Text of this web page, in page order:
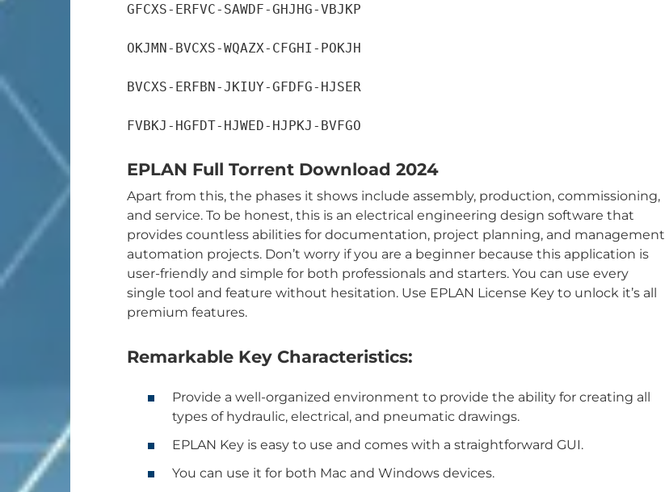
GFCXS-ERFVC-SAWDF-GHJHG-VBJKP
OKJMN-BVCXS-WQAZX-CFGHI-POKJH
BVCXS-ERFBN-JKIUY-GFDFG-HJSER
FVBKJ-HGFDT-HJWED-HJPKJ-BVFGO
EPLAN Full Torrent Download 2024
Apart from this, the phases it shows include assembly, production, commissioning,
and service. To be honest, this is an electrical engineering design software that
provides countless abilities for documentation, project planning, and management
automation projects. Don’t worry if you are a beginner because this application is
user-friendly and simple for both professionals and starters. You can use every
single tool and feature without hesitation. Use EPLAN License Key to unlock it’s all
premium features.
Remarkable Key Characteristics:
Provide a well-organized environment to provide the ability for creating all
types of hydraulic, electrical, and pneumatic drawings.
EPLAN Key is easy to use and comes with a straightforward GUI.
You can use it for both Mac and Windows devices.